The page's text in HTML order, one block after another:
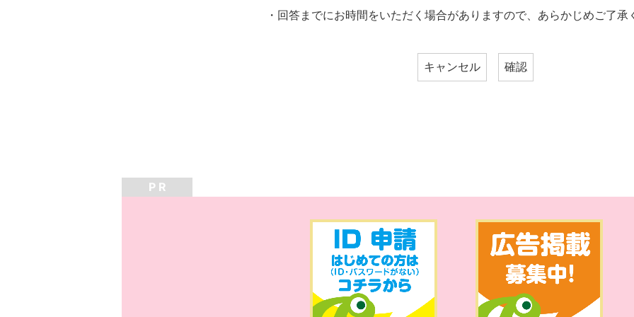
・回答までにお時間をいただく場合がありますので、あらかじめご了承
P R